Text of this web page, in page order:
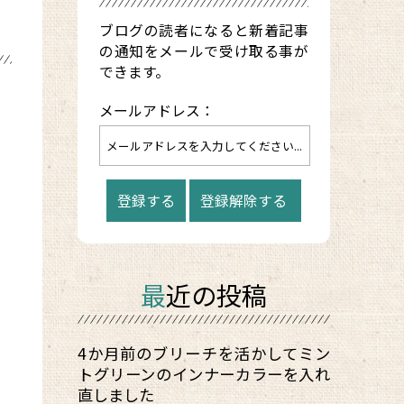
ブログの読者になると新着記事
の通知をメールで受け取る事が
できます。
メールアドレス：
最近の投稿
4か月前のブリーチを活かしてミン
トグリーンのインナーカラーを入れ
直しました